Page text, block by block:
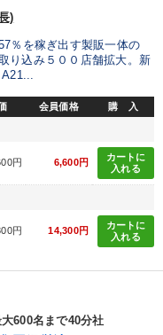
)
％を稼ぎ出す製販一体の
り込み５００店舗拡大。新
会員価格 購 入
円 6,600円
カートに
入れる
円 14,300円
カートに
入れる
600名まで40分社